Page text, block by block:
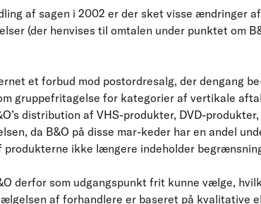
af sagen i 2002 er der sket visse ændringer
(der henvises til omtalen under punktet om
et forbud mod postordresalg, der dengang
gruppefritagelse for kategorier af vertikale
distribution af VHS-produkter, DVD-
da B&O på disse mar-keder har en andel
produkterne ikke længere indeholder
derfor som udgangspunkt frit kunne vælge,
af forhandlere er baseret på kvalitative